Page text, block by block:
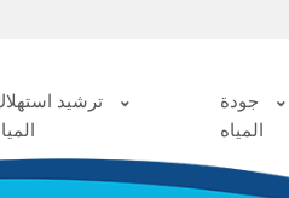
جودة
المياه
ترشيد
لم يتم إنشاء أي